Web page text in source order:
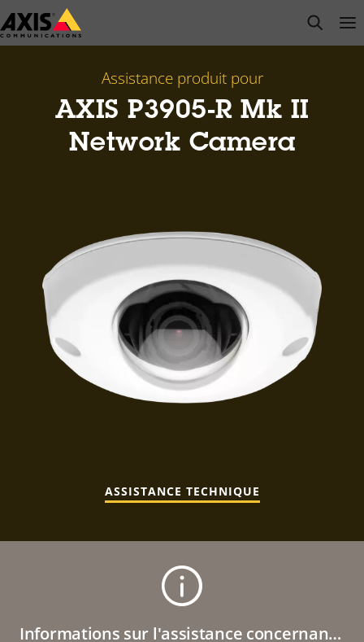
Passer
au
open
Assistance produit pour
AXIS P3905-R Mk II
Network Camera
ASSISTANCE TECHNIQUE
Informations sur l'assistance concernant le produit